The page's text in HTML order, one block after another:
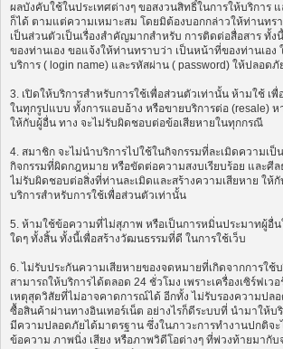
ผลบังคับใช้ในประเทศต่างๆ ขอสงวนสิทธิ์ในการให้บริการ
ก็ได้ ตามแต่ความเหมาะสม โดยมิต้องบอกกล่าวให้ท่านทร
เป็นส่วนตัวเป็นเรื่องสำคัญมากสำหรับ การติดต่อสื่อสาร ทั้ง
ของท่านเอง ขอแจ้งให้ท่านทราบว่า เป็นหน้าที่ของท่านเอง
บริการ ( login name) และรหัสผ่าน ( password) ให้ปลอด
3. เปิดให้บริการสำหรับการใช้เพื่อส่วนตัวเท่านั้น ห้ามใช้ เพื่
ในทุกรูปแบบ ทั้งการแอบอ้าง หรือขายบริการต่อ (resale)
ให้กับผู้อื่น ทาง จะไม่รับผิดชอบต่อข้อเสียหายในทุกกรณี
4. สมาชิก จะไม่นำบริการไปใช้ในกิจกรรมที่ละเมิดความเ
กิจกรรมที่ผิดกฎหมาย หรือขัดต่อความสงบเรียบร้อย และศี
ไม่รับผิดชอบต่อสิ่งที่ท่านละเมิดและสร้างความเสียหาย ให้
บริการสำหรับการใช้เพื่อส่วนตัวเท่านั้น
5. ห้ามใช้ข้อความที่ไม่สุภาพ หรือเป็นการหมิ่นประมาทผู้อื่
ใดๆ ทั้งสิ้น ทั้งนี้เพื่อสร้างวัฒนธรรมที่ดี ในการใช้เว็บ
6. ไม่รับประกันความเสียหายของจดหมายที่เกิดจากการใช้
สามารถให้บริการได้ตลอด 24 ชั่วโมง เพราะเครื่องเซิร์ฟเว
เหตุสุดวิสัยที่ไม่อาจคาดการณ์ได้ อีกทั้ง ไม่รับรองความปลอ
ซื้อสินค้าผ่านทางอินเทอร์เน็ต อย่างไรก็ดีระบบที่ นำมาให้บ
มีความปลอดภัยได้มาตรฐาน ซึ่งในภาวะการทำงานปกติจะ
ข้อความ ภาพนิ่ง เสียง หรือภาพวิดีโอต่างๆ ที่พ่วงท้ายมากั